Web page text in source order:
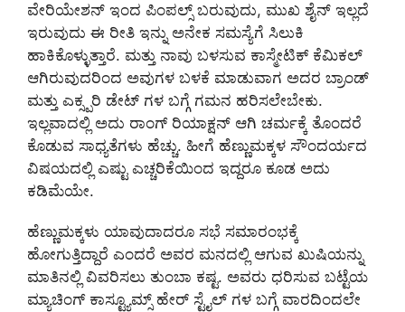
ವೇರಿಯೇಶನ್ ಇಂದ ಪಿಂಪಲ್ಸ್ ಬರುವುದು, ಮುಖ ಶೈನ್ ಇಲ್ಲದೆ
ಇರುವುದು ಈ ರೀತಿ ಇನ್ನು ಅನೇಕ ಸಮಸ್ಯೆಗೆ ಸಿಲುಕಿ
ಹಾಕಿಕೊಳ್ಳುತ್ತಾರೆ. ಮತ್ತು ನಾವು ಬಳಸುವ ಕಾಸ್ಮೇಟಿಕ್ ಕೆಮಿಕಲ್
ಆಗಿರುವುದರಿಂದ ಅವುಗಳ ಬಳಕೆ ಮಾಡುವಾಗ ಅದರ ಬ್ರಾಂಡ್
ಮತ್ತು ಎಕ್ಸ್ಪರಿ ಡೇಟ್ ಗಳ ಬಗ್ಗೆ ಗಮನ ಹರಿಸಲೇಬೇಕು.
ಇಲ್ಲವಾದಲ್ಲಿ ಅದು ರಾಂಗ್ ರಿಯಾಕ್ಷನ್ ಆಗಿ ಚರ್ಮಕ್ಕೆ ತೊಂದರೆ
ಕೊಡುವ ಸಾಧ್ಯತೆಗಳು ಹೆಚ್ಚು. ಹೀಗೆ ಹೆಣ್ಣುಮಕ್ಕಳ ಸೌಂದರ್ಯದ
ವಿಷಯದಲ್ಲಿ ಎಷ್ಟು ಎಚ್ಚರಿಕೆಯಿಂದ ಇದ್ದರೂ ಕೂಡ ಅದು
ಕಡಿಮೆಯೇ.
ಹೆಣ್ಣುಮಕ್ಕಳು ಯಾವುದಾದರೂ ಸಭೆ ಸಮಾರಂಭಕ್ಕೆ
ಹೋಗುತ್ತಿದ್ದಾರೆ ಎಂದರೆ ಅವರ ಮನದಲ್ಲಿ ಆಗುವ ಖುಷಿಯನ್ನು
ಮಾತಿನಲ್ಲಿ ವಿವರಿಸಲು ತುಂಬಾ ಕಷ್ಟ. ಅವರು ಧರಿಸುವ ಬಟ್ಟೆಯ
ಮ್ಯಾಚಿಂಗ್ ಕಾಸ್ಟ್ಯೂಮ್ಸ್ ಹೇರ್ ಸ್ಟೈಲ್ ಗಳ ಬಗ್ಗೆ ವಾರದಿಂದಲೇ